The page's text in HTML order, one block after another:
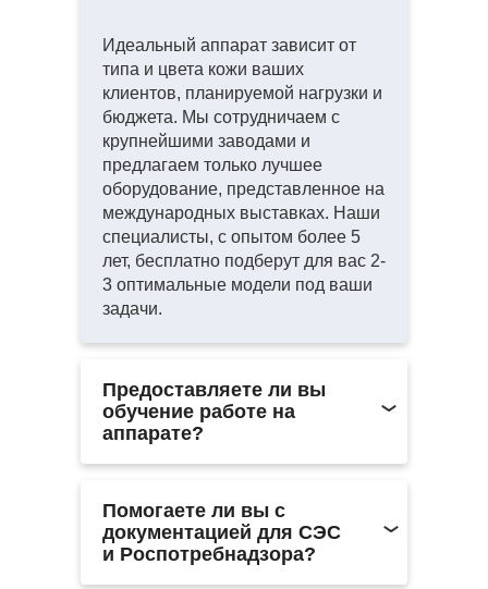
Идеальный аппарат зависит от
типа и цвета кожи ваших
клиентов, планируемой нагрузки и
бюджета. Мы сотрудничаем с
крупнейшими заводами и
предлагаем только лучшее
оборудование, представленное на
международных выставках. Наши
специалисты, с опытом более 5
лет, бесплатно подберут для вас 2-
3 оптимальные модели под ваши
задачи.
Предоставляете ли вы
обучение работе на
аппарате?
сосредоточить все ресурсы на
качестве оборудования и его
стоимости. Однако мы поможем
Помогаете ли вы с
документацией для СЭС
и Роспотребнадзора?